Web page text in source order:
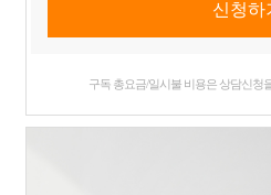
구독 총요금/일시불 비용은 상담신청